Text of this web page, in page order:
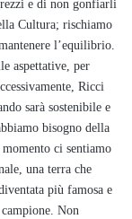
e di non gonfiarli
Cultura; rischiamo
l’equilibrio.
aspettative, per
Ricci
sarà sostenibile e
bisogno della
ci sentiamo
una terra che
più famosa e
Non